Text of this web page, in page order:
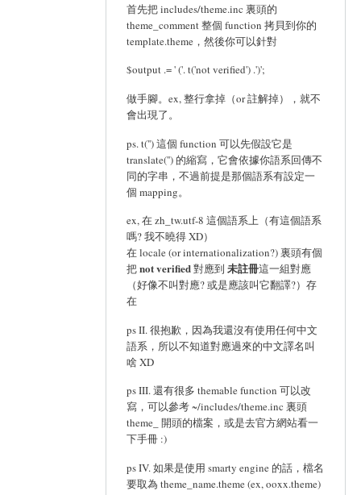
首先把 includes/theme.inc 裏頭的
theme_comment 整個 function 拷貝到你的
template.theme，然後你可以針對
$output .= ' ('. t('not verified') .')';
做手腳。ex, 整行拿掉（or 註解掉），就不
會出現了。
ps. t('') 這個 function 可以先假設它是
translate('') 的縮寫，它會依據你語系回傳不
同的字串，不過前提是那個語系有設定一
個 mapping。
ex, 在 zh_tw.utf-8 這個語系上（有這個語系
嗎? 我不曉得 XD）
在 locale (or internationalization?) 裏頭有個
把not verified對應到 未註冊這一組對應
（好像不叫對應? 或是應該叫它翻譯?）存
在
ps II. 很抱歉，因為我還沒有使用任何中文
語系，所以不知道對應過來的中文譯名叫
啥 XD
ps III. 還有很多 themable function 可以改
寫，可以參考 ~/includes/theme.inc 裏頭
theme_ 開頭的檔案，或是去官方網站看一
下手冊 :)
ps IV. 如果是使用 smarty engine 的話，檔名
要取為 theme_name.theme (ex, ooxx.theme)